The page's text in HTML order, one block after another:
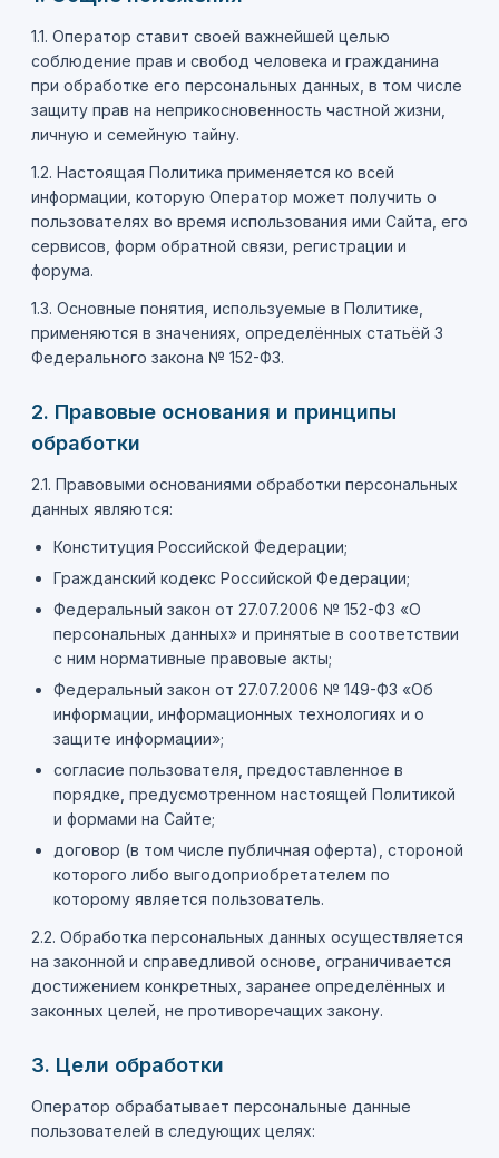
1.1. Оператор ставит своей важнейшей целью
соблюдение прав и свобод человека и гражданина
при обработке его персональных данных, в том числе
защиту прав на неприкосновенность частной жизни,
личную и семейную тайну.
1.2. Настоящая Политика применяется ко всей
информации, которую Оператор может получить о
пользователях во время использования ими Сайта, его
сервисов, форм обратной связи, регистрации и
форума.
1.3. Основные понятия, используемые в Политике,
применяются в значениях, определённых статьёй 3
Федерального закона № 152-ФЗ.
2. Правовые основания и принципы
обработки
2.1. Правовыми основаниями обработки персональных
данных являются:
Конституция Российской Федерации;
Гражданский кодекс Российской Федерации;
Федеральный закон от 27.07.2006 № 152-ФЗ «О
персональных данных» и принятые в соответствии
с ним нормативные правовые акты;
Федеральный закон от 27.07.2006 № 149-ФЗ «Об
информации, информационных технологиях и о
защите информации»;
согласие пользователя, предоставленное в
порядке, предусмотренном настоящей Политикой
и формами на Сайте;
договор (в том числе публичная оферта), стороной
которого либо выгодоприобретателем по
которому является пользователь.
2.2. Обработка персональных данных осуществляется
на законной и справедливой основе, ограничивается
достижением конкретных, заранее определённых и
законных целей, не противоречащих закону.
3. Цели обработки
Оператор обрабатывает персональные данные
пользователей в следующих целях: